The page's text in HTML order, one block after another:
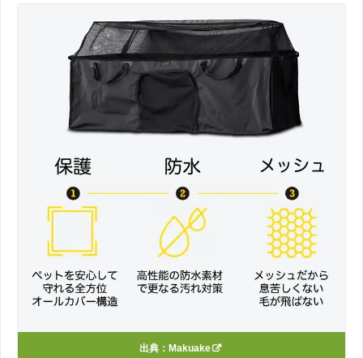
出典： Makuake